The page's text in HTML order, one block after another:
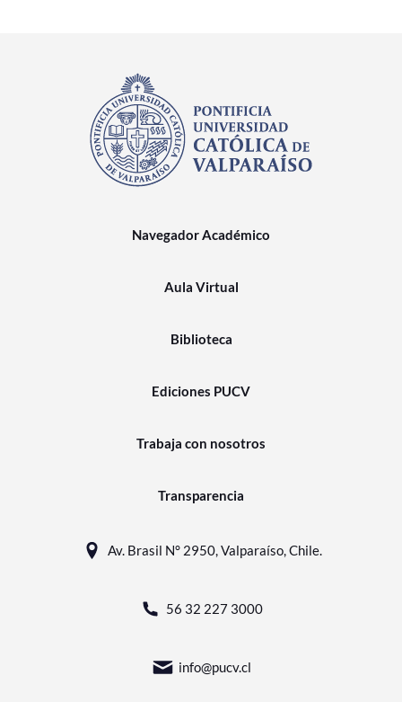
Navegador Académico
Aula Virtual
Biblioteca
Ediciones PUCV
Trabaja con nosotros
Transparencia
Av. Brasil N° 2950, Valparaíso, Chile.
56 32 227 3000
info@pucv.cl